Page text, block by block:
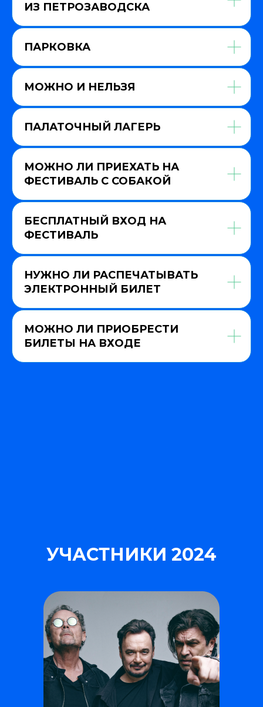
procrastinate is probably the work you
ИЗ ПЕТРОЗАВОДСКА
ПАРКОВКА
МОЖНО И НЕЛЬЗЯ
ПАЛАТОЧНЫЙ ЛАГЕРЬ
МОЖНО ЛИ ПРИЕХАТЬ НА
ФЕСТИВАЛЬ С СОБАКОЙ
БЕСПЛАТНЫЙ ВХОД НА
ФЕСТИВАЛЬ
НУЖНО ЛИ РАСПЕЧАТЫВАТЬ
ЭЛЕКТРОННЫЙ БИЛЕТ
МОЖНО ЛИ ПРИОБРЕСТИ
БИЛЕТЫ НА ВХОДЕ
УЧАСТНИКИ 2024